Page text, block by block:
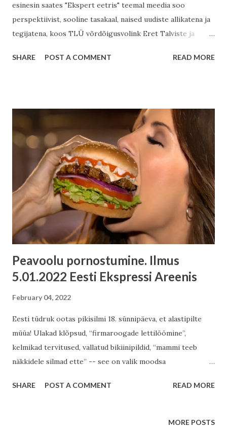
esinesin saates "Ekspert eetris" teemal meedia soo
perspektiivist, sooline tasakaal, naised uudiste allikatena ja
tegijatena, koos TLÜ võrdõigusvolink Eret Talviste ja
TLÜ Ekspert eetris, 9.02.2022 "Kui sooneutraalne on
SHARE POST A COMMENT READ MORE
Peavoolu pornostumine. Ilmus
5.01.2022 Eesti Ekspressi Areenis
February 04, 2022
Eesti tüdruk ootas pikisilmi 18. sünnipäeva, et alastipilte
müüa! Ulakad klõpsud, “firmaroogade lettilöömine”,
kelmikad tervitused, vallatud bikiinipildid, “mammi teeb
näkkidele silmad ette” -- see on valik moodsa
portaalis ELU24s. Arengutel ja edulugudel hoiab silma peal
see omakorda “kisub seelikuid alla”, püüdes pornot välja
SHARE POST A COMMENT READ MORE
MORE POSTS